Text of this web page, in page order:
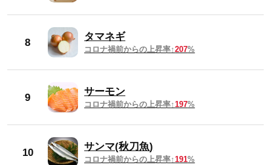
2024年1月 664円
2023年平均 647円
2023年11月 657円
2023年10月 652円
8
タマネギ
コロナ禍前からの上昇率 207%
9
サーモン
コロナ禍前からの上昇率 197%
10
サンマ(秋刀魚)
コロナ禍前からの上昇率 191%